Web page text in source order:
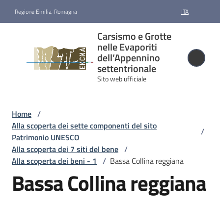
Regione Emilia-Romagna ITA
Carsismo e Grotte
nelle Evaporiti
dell’Appennino
settentrionale
Sito web ufficiale
Carsismo e
Grotte nelle
Evaporiti
dell’Appennino
settentrionale
Candidatura
e
riconoscimento
Gestione
Home /
Alla scoperta dei sette componenti del sito
Patrimonio UNESCO
/
Alla scoperta dei 7 siti del bene /
Alla scoperta dei beni - 1 / Bassa Collina reggiana
Bassa Collina reggiana